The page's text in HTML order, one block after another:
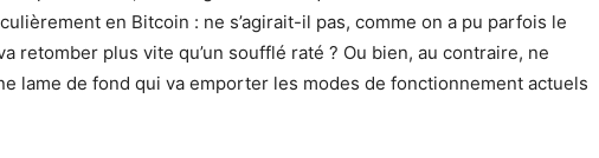
en Bitcoin : ne s’agirait-il pas, comme on a pu parfois le
retomber plus vite qu’un soufflé raté ? Ou bien, au contraire, ne
lame de fond qui va emporter les modes de fonctionnement actuels